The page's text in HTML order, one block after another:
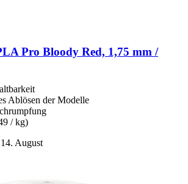
Pro Bloody Red, 1,75 mm /
Ablösen der Modelle
/ kg)
August